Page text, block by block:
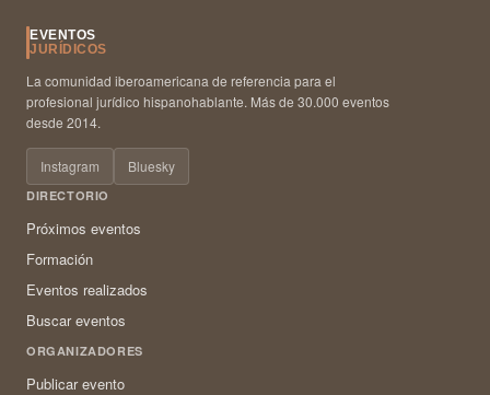
EVENTOS
JURÍDICOS
La comunidad iberoamericana de referencia para el
profesional jurídico hispanohablante. Más de 30.000 eventos
desde 2014.
Instagram Bluesky
DIRECTORIO
Próximos eventos
Formación
Eventos realizados
Buscar eventos
ORGANIZADORES
Publicar evento